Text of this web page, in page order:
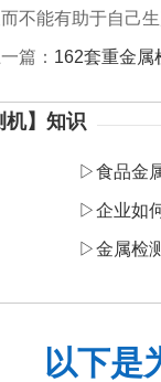
不能有助于自己生
一篇： 162套重金属
机】知识
▷食品金
▷企业如
▷金属检
以下是